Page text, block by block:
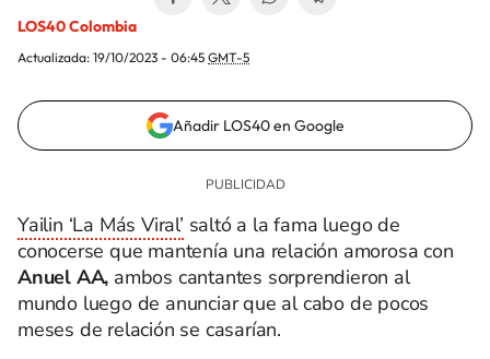
LOS40 Colombia
Actualizada: 19/10/2023 - 06:45 GMT-5
Añadir LOS40 en Google
Yailin ‘La Más Viral’ saltó a la fama luego de
conocerse que mantenía una relación amorosa con
Anuel AA, ambos cantantes sorprendieron al
mundo luego de anunciar que al cabo de pocos
meses de relación se casarían.